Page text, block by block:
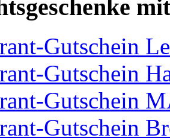
Gutschein
Gutschein
Gutschein
Gutschein